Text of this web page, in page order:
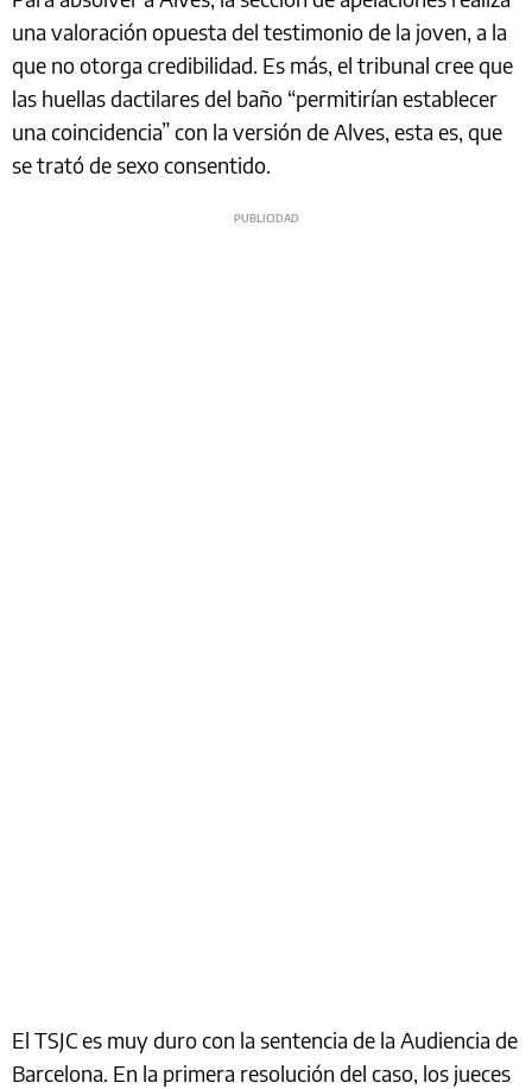
una valoración opuesta del testimonio de la joven, a la
que no otorga credibilidad. Es más, el tribunal cree que
las huellas dactilares del baño “permitirían establecer
una coincidencia” con la versión de Alves, esta es, que
se trató de sexo consentido.
El TSJC es muy duro con la sentencia de la Audiencia de
Barcelona. En la primera resolución del caso, los jueces